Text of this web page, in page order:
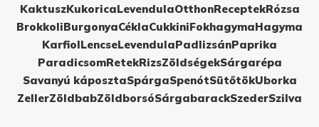
KaktuszKukoricaLevendulaOtthonReceptekRózsa
BrokkoliBurgonyaCéklaCukkiniFokhagymaHagyma
KarfiolLencseLevendulaPadlizsánPaprika
ParadicsomRetekRizsZöldségekSárgarépa
Savanyú káposztaSpárgaSpenótSütőtökUborka
ZellerZöldbabZöldborsóSárgabarackSzederSzilva